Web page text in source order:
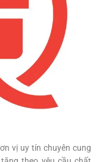
vị uy tín chuyên cung